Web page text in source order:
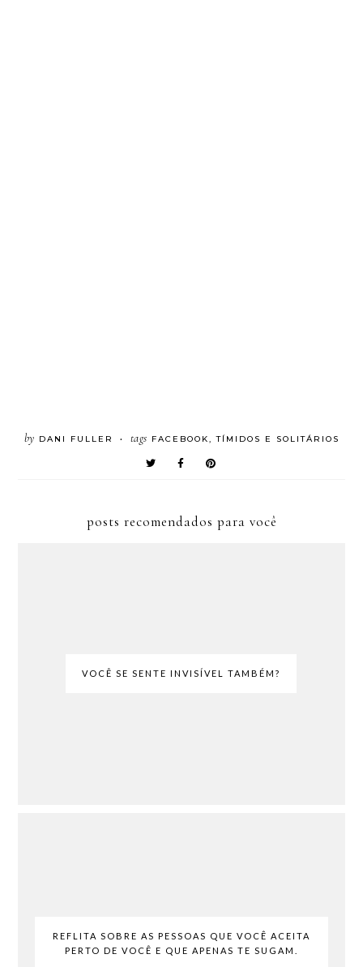
by DANI FULLER • tags FACEBOOK,TÍMIDOS E SOLITÁRIOS
posts recomendados para você
VOCÊ SE SENTE INVISÍVEL TAMBÉM?
REFLITA SOBRE AS PESSOAS QUE VOCÊ ACEITA
PERTO DE VOCÊ E QUE APENAS TE SUGAM.